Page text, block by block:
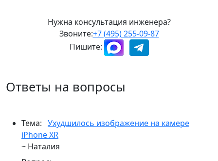
Нужна консультация инженера?
Звоните:+7 (495) 255-09-87
Пишите:
Ответы на вопросы
Тема: Ухудшилось изображение на камере
iPhone XR
~ Наталия